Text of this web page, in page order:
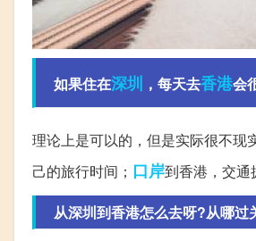
如果住在深圳 ，每天去香港会
理论上是可以的，但是实际很不现
己的旅行时间； 口岸到香港，交通
从深圳到香港怎么去呀?从哪过